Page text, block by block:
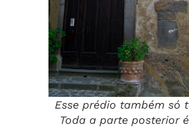
Esse prédio também só
Toda a parte posterior